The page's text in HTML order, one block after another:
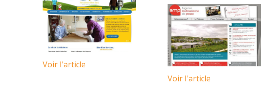
Voir l'article
Voir l'article